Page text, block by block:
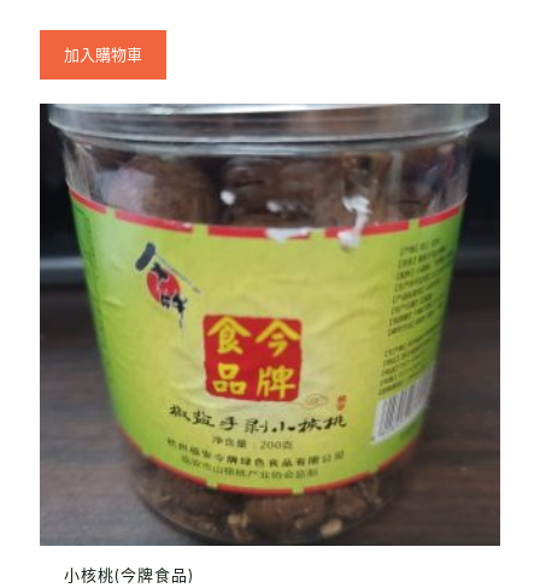
加入購物車
小核桃(今牌食品)